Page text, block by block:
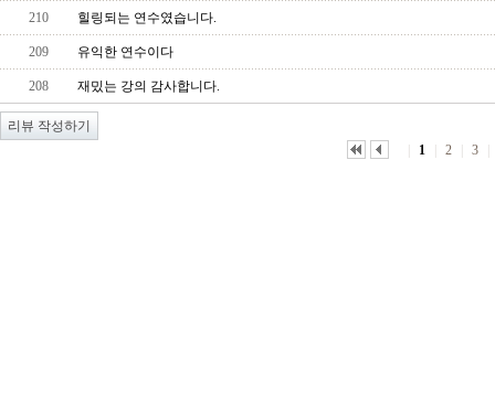
210 힐링되는 연수였습니다.
209 유익한 연수이다
208 재밌는 강의 감사합니다.
1 2 3